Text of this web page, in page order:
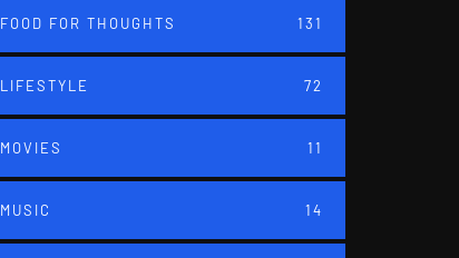
FOOD FOR THOUGHTS 131
LIFESTYLE 72
MOVIES 11
MUSIC 14